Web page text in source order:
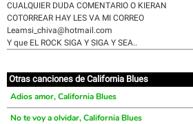
CUALQUIER DUDA COMENTARIO O KIERAN
COTORREAR HAY LES VA MI CORREO
Leamsi_chiva@hotmail.com
Y que EL ROCK SIGA Y SIGA Y SEA..
Otras canciones de California Blues
Adios amor, California Blues
No te voy a olvidar, California Blues